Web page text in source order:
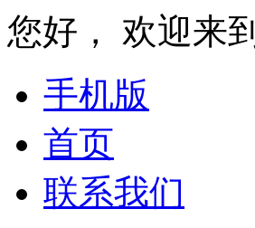
您好， 欢迎来到
手机版
首页
联系我们